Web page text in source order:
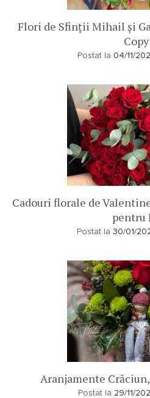
Flori de Sfinții Mihail și
Copy
Postat la 04/11/
Cadouri florale de
pentru
Postat la 30/01/
Aranjamente
Postat la 29/11/